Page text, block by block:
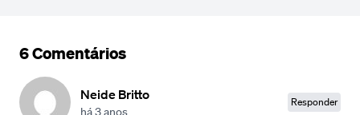
6 Comentários
Neide Britto
há 3 anos
Responder